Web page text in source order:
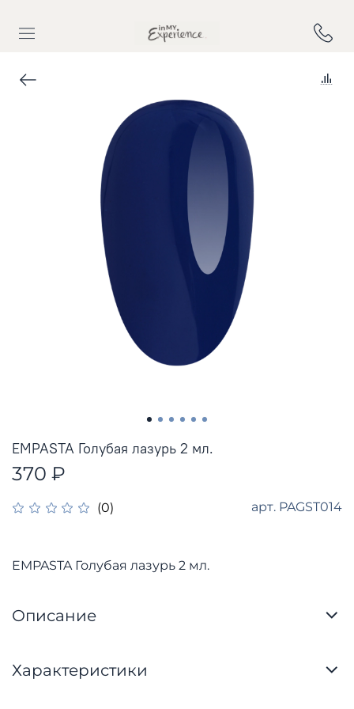
(0) арт. PAGST014
EMPASTA Голубая лазурь 2 мл.
370 ₽
EMPASTA Голубая лазурь 2 мл.
Описание
Характеристики